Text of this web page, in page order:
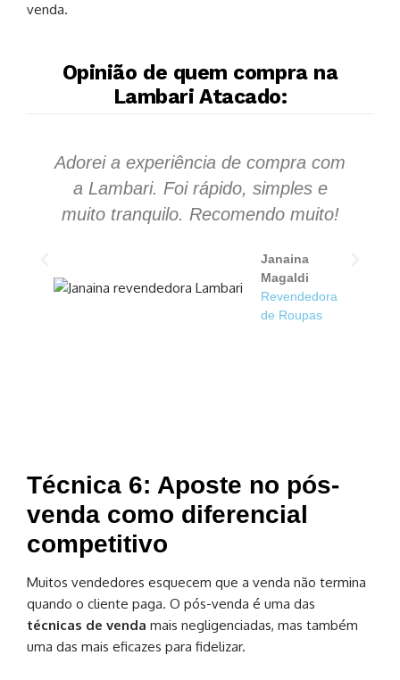
venda.
Opinião de quem compra na
Lambari Atacado:
Adorei a experiência de compra com
a Lambari. Foi rápido, simples e
muito tranquilo. Recomendo muito!
Janaina
Magaldi
Revendedora
de Roupas
Técnica 6: Aposte no pós-
venda como diferencial
competitivo
Muitos vendedores esquecem que a venda não termina
quando o cliente paga. O pós-venda é uma das
técnicas de venda mais negligenciadas, mas também
uma das mais eficazes para fidelizar.